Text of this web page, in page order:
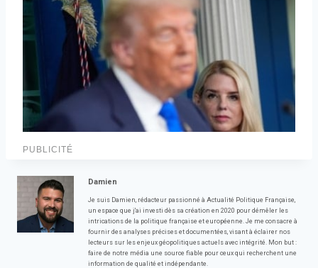
PUBLICITÉ
Damien
Je suis Damien, rédacteur passionné à Actualité Politique Française,
un espace que j'ai investi dès sa création en 2020 pour démêler les
intrications de la politique française et européenne. Je me consacre à
fournir des analyses précises et documentées, visant à éclairer nos
lecteurs sur les enjeux géopolitiques actuels avec intégrité. Mon but :
faire de notre média une source fiable pour ceux qui recherchent une
information de qualité et indépendante.